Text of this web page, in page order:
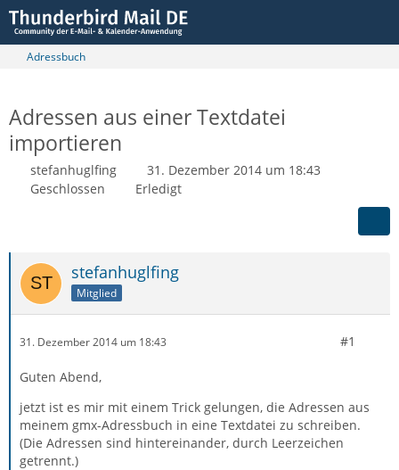
Adressbuch
Adressen aus einer Textdatei
importieren
stefanhuglfing
31. Dezember 2014 um 18:43
Geschlossen
Erledigt
stefanhuglfing
Mitglied
31. Dezember 2014 um 18:43 #1
Guten Abend,
jetzt ist es mir mit einem Trick gelungen, die Adressen aus
meinem gmx-Adressbuch in eine Textdatei zu schreiben.
(Die Adressen sind hintereinander, durch Leerzeichen
getrennt.)